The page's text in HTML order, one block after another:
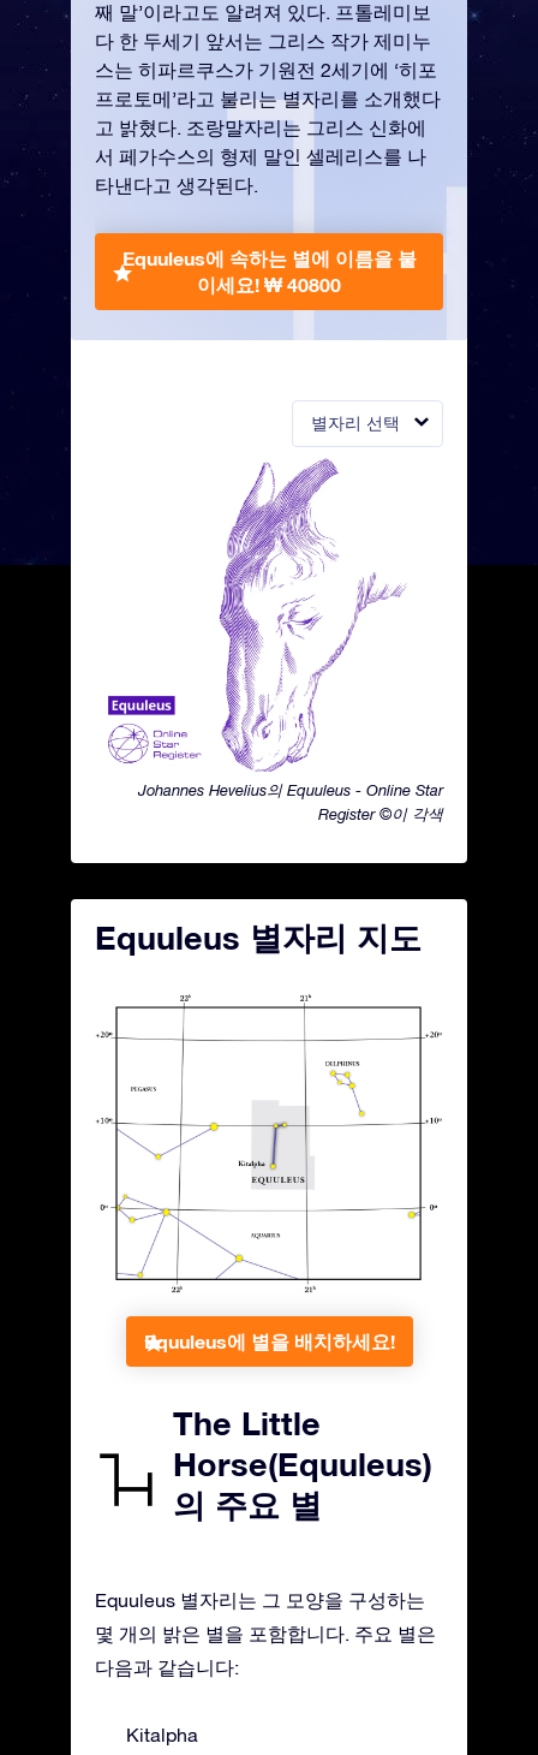
별자리 선택
Johannes Hevelius의 Equuleus - Online Star
Register ©이 각색
째 말’이라고도 알려져 있다. 프톨레미보
다 한 두세기 앞서는 그리스 작가 제미누
스는 히파르쿠스가 기원전 2세기에 ‘히포
프로토메’라고 불리는 별자리를 소개했다
고 밝혔다. 조랑말자리는 그리스 신화에
서 페가수스의 형제 말인 셀레리스를 나
타낸다고 생각된다.
Equuleus에 속하는 별에 이름을 붙
이세요! ₩ 40800
Equuleus 별자리 지도
Equuleus에 별을 배치하세요!
The Little
Horse(Equuleus)
의 주요 별
Equuleus 별자리는 그 모양을 구성하는
몇 개의 밝은 별을 포함합니다. 주요 별은
다음과 같습니다:
Kitalpha